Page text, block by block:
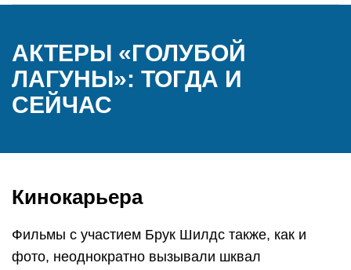
АКТЕРЫ «ГОЛУБОЙ
ЛАГУНЫ»: ТОГДА И
СЕЙЧАС
Кинокарьера
Фильмы с участием Брук Шилдс также, как и
фото, неоднократно вызывали шквал